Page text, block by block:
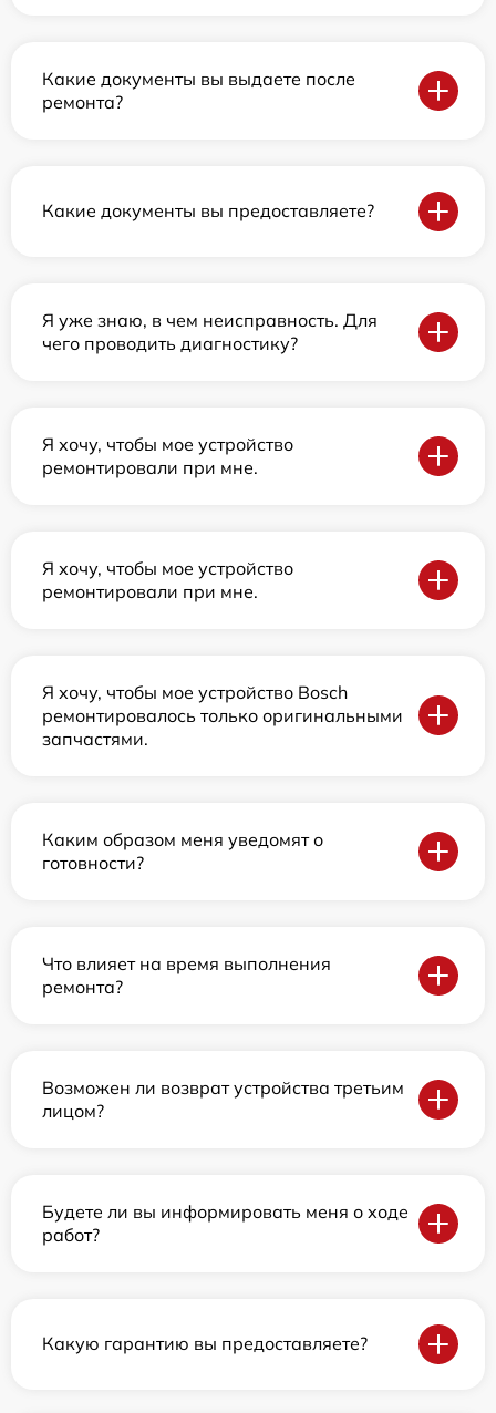
Какие документы вы выдаете после
ремонта?
Какие документы вы предоставляете?
Я уже знаю, в чем неисправность. Для
чего проводить диагностику?
Я хочу, чтобы мое устройство
ремонтировали при мне.
Я хочу, чтобы мое устройство
ремонтировали при мне.
Я хочу, чтобы мое устройство Bosch
ремонтировалось только оригинальными
запчастями.
Каким образом меня уведомят о
готовности?
Что влияет на время выполнения
ремонта?
Возможен ли возврат устройства третьим
лицом?
Будете ли вы информировать меня о ходе
работ?
Какую гарантию вы предоставляете?